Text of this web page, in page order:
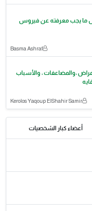
ما يجب معرفته عن فيروس
Basma Ashraf
،والمضاعفات ، والأسباب
Kerolos Yaqoup ElShahir Samir
أعضاء كبار الشخصيات